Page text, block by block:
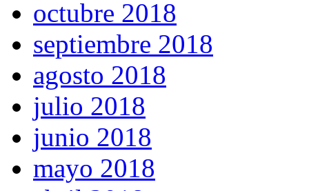
octubre 2018
septiembre 2018
agosto 2018
julio 2018
junio 2018
mayo 2018